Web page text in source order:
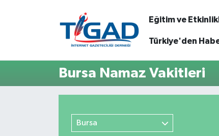
Eğitim ve
Türkiye'den
Bursa Namaz Vakitleri
Bursa
Nöbetçi Eczaneler
Trafik Durumu